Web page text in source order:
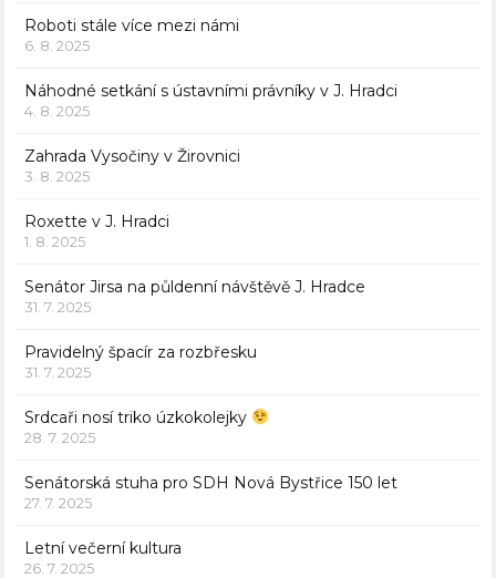
Roboti stále více mezi námi
6. 8. 2025
Náhodné setkání s ústavními právníky v J. Hradci
4. 8. 2025
Zahrada Vysočiny v Žirovnici
3. 8. 2025
Roxette v J. Hradci
1. 8. 2025
Senátor Jirsa na půldenní návštěvě J. Hradce
31. 7. 2025
Pravidelný špacír za rozbřesku
31. 7. 2025
Srdcaři nosí triko úzkokolejky
28. 7. 2025
Senátorská stuha pro SDH Nová Bystřice 150 let
27. 7. 2025
Letní večerní kultura
26. 7. 2025